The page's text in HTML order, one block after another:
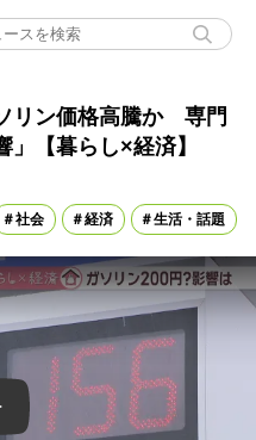
リン価格高騰か 専門
【暮らし×経済】
社会 経済 生活・話題